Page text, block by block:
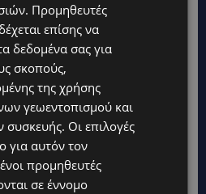
Προμηθευτές
επίσης να
δεδομένα σας για
σκοπούς,
της χρήσης
γεωεντοπισμού και
συσκευής. Οι επιλογές
για αυτόν τον
προμηθευτές
σε έννομο